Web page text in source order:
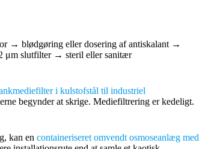
→ blødgøring eller dosering af antiskalant →
slutfilter → steril eller sanitær
i kulstofstål til industriel
begynder at skrige. Mediefiltrering er kedeligt.
kan en containeriseret omvendt osmoseanlæg med